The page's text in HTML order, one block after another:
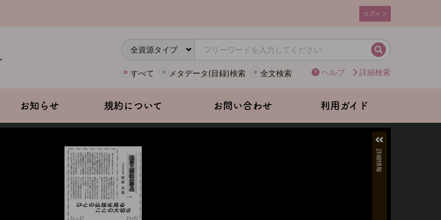
ユ
ー
ー
ア
ウ
ト
ログイン
検索
すべて メタデータ(目録)検索 全文検索 ヘルプ 詳細検索
お知らせ 規約について お問い合わせ 利用ガイド